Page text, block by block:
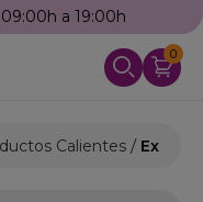
a 19:00h
0
Calientes